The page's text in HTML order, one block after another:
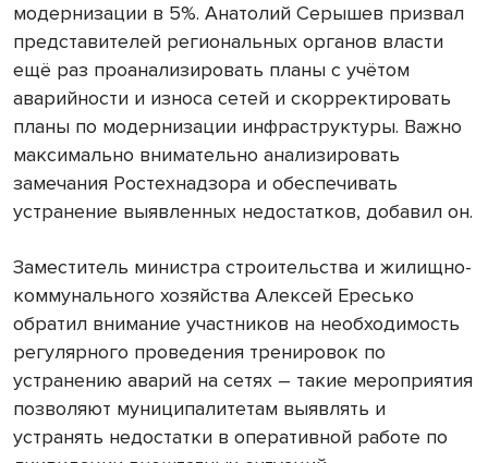
модернизации в 5%. Анатолий Серышев призвал
представителей региональных органов власти
ещё раз проанализировать планы с учётом
аварийности и износа сетей и скорректировать
планы по модернизации инфраструктуры. Важно
максимально внимательно анализировать
замечания Ростехнадзора и обеспечивать
устранение выявленных недостатков, добавил он.
Заместитель министра строительства и жилищно-
коммунального хозяйства Алексей Ересько
обратил внимание участников на необходимость
регулярного проведения тренировок по
устранению аварий на сетях – такие мероприятия
позволяют муниципалитетам выявлять и
устранять недостатки в оперативной работе по